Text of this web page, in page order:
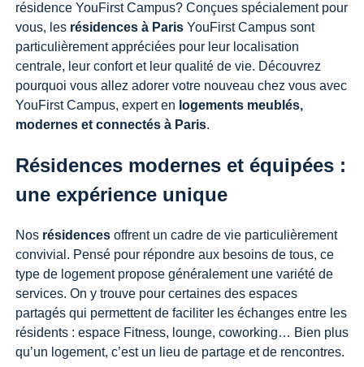
résidence YouFirst Campus? Conçues spécialement pour
vous, les résidences à Paris YouFirst Campus sont
particulièrement appréciées pour leur localisation
centrale, leur confort et leur qualité de vie. Découvrez
pourquoi vous allez adorer votre nouveau chez vous avec
YouFirst Campus, expert en logements meublés,
modernes et connectés à Paris.
Résidences modernes et équipées :
une expérience unique
Nos résidences offrent un cadre de vie particulièrement
convivial. Pensé pour répondre aux besoins de tous, ce
type de logement propose généralement une variété de
services. On y trouve pour certaines des espaces
partagés qui permettent de faciliter les échanges entre les
résidents : espace Fitness, lounge, coworking… Bien plus
qu’un logement, c’est un lieu de partage et de rencontres.